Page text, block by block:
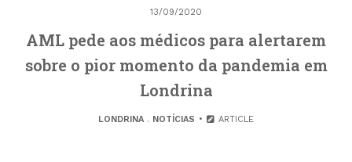
13/09/2020
AML pede aos médicos para alertarem
sobre o pior momento da pandemia em
Londrina
LONDRINA. NOTÍCIAS ARTICLE